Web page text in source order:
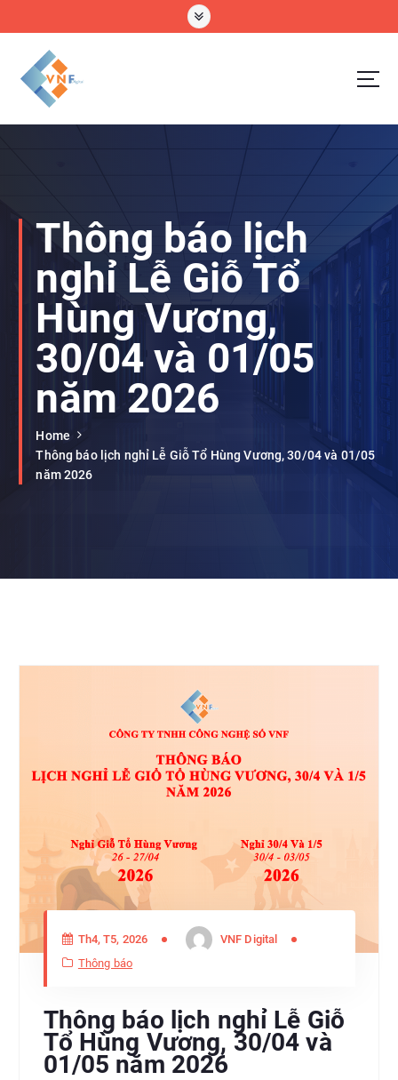
c
VNF Digital Technology Company Limtted
Thông báo lịch
nghỉ Lễ Giỗ Tổ
Hùng Vương,
30/04 và 01/05
năm 2026
Home
Thông báo lịch nghỉ Lễ Giỗ Tổ Hùng Vương, 30/04 và 01/05
năm 2026
Th4, T5, 2026
VNF Digital
Thông báo
Thông báo lịch nghỉ Lễ Giỗ
Tổ Hùng Vương, 30/04 và
01/05 năm 2026